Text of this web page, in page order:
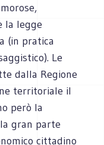
la legge
(in pratica
Le
dalla Regione
territoriale il
però la
gran parte
cittadino